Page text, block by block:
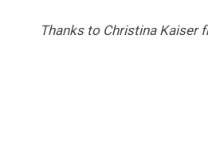
Thanks to Christina Kaiser